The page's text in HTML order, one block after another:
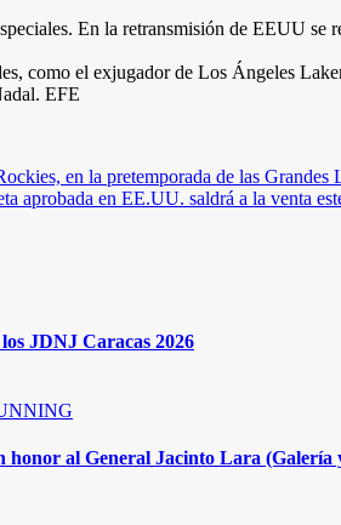
En la retransmisión de EEUU
como el exjugador de Los Ángeles
EFE
en la pretemporada de las Grandes
aprobada en EE.UU. saldrá a la venta
JDNJ Caracas 2026
al General Jacinto Lara (Galería